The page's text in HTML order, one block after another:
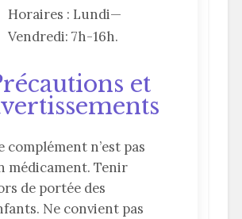
Horaires : Lundi—
Vendredi: 7h-16h.
et
complément n’est pas
médicament. Tenir
de portée des
Ne convient pas